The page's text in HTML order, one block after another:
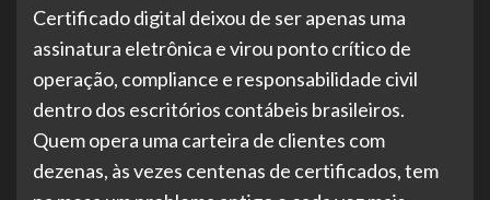
Certificado digital deixou de ser apenas uma
assinatura eletrônica e virou ponto crítico de
operação, compliance e responsabilidade civil
dentro dos escritórios contábeis brasileiros.
Quem opera uma carteira de clientes com
dezenas, às vezes centenas de certificados, tem